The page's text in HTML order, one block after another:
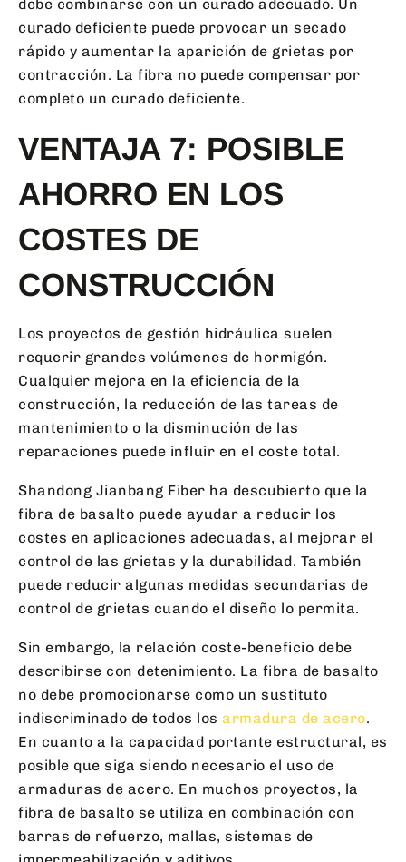
debe combinarse con un curado adecuado. Un
curado deficiente puede provocar un secado
rápido y aumentar la aparición de grietas por
contracción. La fibra no puede compensar por
completo un curado deficiente.
VENTAJA 7: POSIBLE
AHORRO EN LOS
COSTES DE
CONSTRUCCIÓN
Los proyectos de gestión hidráulica suelen
requerir grandes volúmenes de hormigón.
Cualquier mejora en la eficiencia de la
construcción, la reducción de las tareas de
mantenimiento o la disminución de las
reparaciones puede influir en el coste total.
Shandong Jianbang Fiber ha descubierto que la
fibra de basalto puede ayudar a reducir los
costes en aplicaciones adecuadas, al mejorar el
control de las grietas y la durabilidad. También
puede reducir algunas medidas secundarias de
control de grietas cuando el diseño lo permita.
Sin embargo, la relación coste-beneficio debe
describirse con detenimiento. La fibra de basalto
no debe promocionarse como un sustituto
indiscriminado de todos los armadura de acero.
En cuanto a la capacidad portante estructural, es
posible que siga siendo necesario el uso de
armaduras de acero. En muchos proyectos, la
fibra de basalto se utiliza en combinación con
barras de refuerzo, mallas, sistemas de